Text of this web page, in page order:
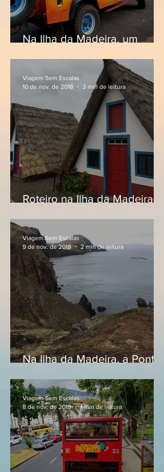
Na Ilha da Madeira, um
Safari
Roteiro na Ilha da Madeira,
Pico Ruivo
Viagem Sem Escalas
10 de nov. de 2018
3 min de leitura
Na Ilha da Madeira, a Ponta
Viagem Sem Escalas
9 de nov. de 2018
2 min de leitura
Viagem Sem Escalas
8 de nov. de 2018
1 min de leitura